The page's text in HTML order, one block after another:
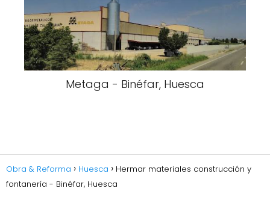
Metaga - Binéfar, Huesca
Obra & Reforma Huesca
Hermar materiales construcción y
fontanería - Binéfar, Huesca